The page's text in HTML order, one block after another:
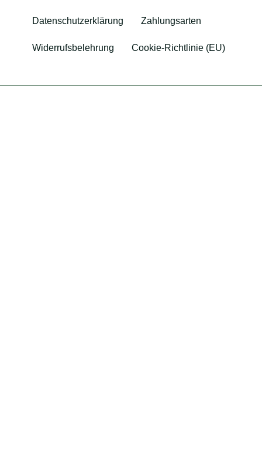
Datenschutzerklärung Zahlungsarten
Widerrufsbelehrung Cookie-Richtlinie (EU)